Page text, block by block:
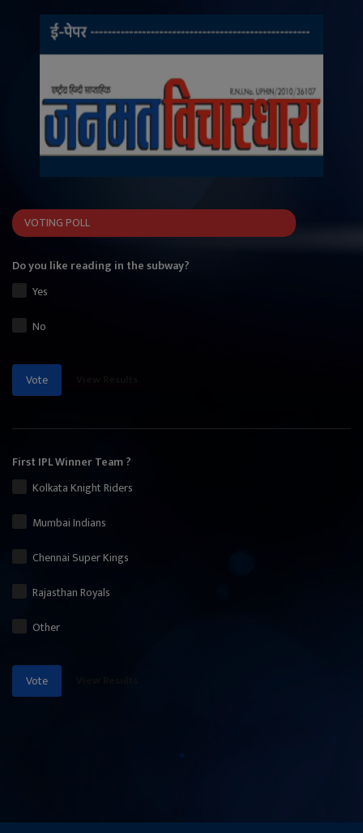
VOTING POLL
Do you like reading in the subway?
Yes
No
Vote
First IPL Winner Team ?
Kolkata Knight Riders
Mumbai Indians
Chennai Super Kings
Rajasthan Royals
Other
Vote